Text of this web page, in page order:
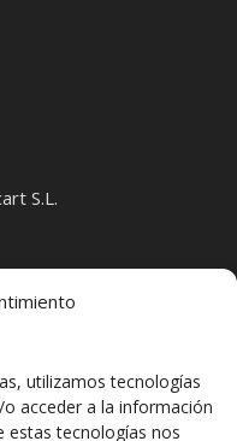
utilizamos tecnologías
acceder a la información
estas tecnologías nos
S.L.